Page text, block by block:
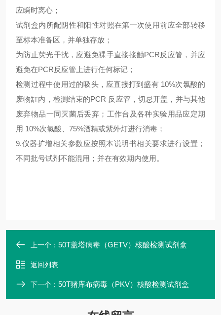
应瞬时离心；
试剂盒内所配阴性和阳性对照在第一次使用前应全部转移
至标本准备区，并单独存放；
为防止荧光干扰，应避免裸手直接接触PCR反应管，并应
避免在PCR反应管上进行任何标记；
检测过程中使用过的吸头，应直接打到盛有10%次氯酸的
废物缸内，检测结束的PCR 反应管，切忌开盖，并与其他
废弃物品一同灭菌后丢弃；工作台及各种实验用品应定期
用 10%次氯酸、75%酒精或紫外灯进行消毒；
9.仪器扩增相关参数应按照本说明书相关要求进行设置；
不同批号试剂不能混用；并在有效期内使用。
上一个： 50T盖塔病毒（GETV）核酸检测试剂盒
返回列表
下一个： 50T猪库布病毒（PKV）核酸检测试剂盒